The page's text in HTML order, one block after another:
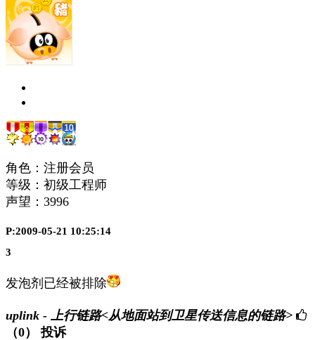
角色：注册会员
等级：初级工程师
声望： 3996
P:2009-05-21 10:25:14
3
发泡剂已经被排除
uplink - 上行链路<从地面站到卫星传送信息的链路>
（0）
投诉